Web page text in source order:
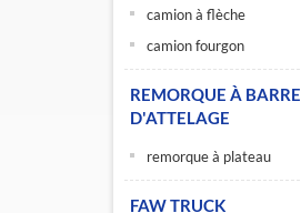
camion à flèche
camion fourgon
REMORQUE À BARRE
D'ATTELAGE
remorque à plateau
FAW TRUCK